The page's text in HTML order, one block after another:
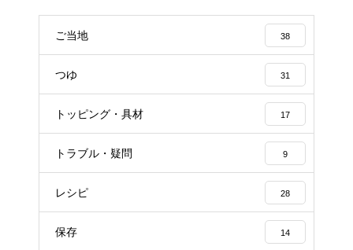
ご当地 38
つゆ 31
トッピング・具材 17
トラブル・疑問 9
レシピ 28
保存 14